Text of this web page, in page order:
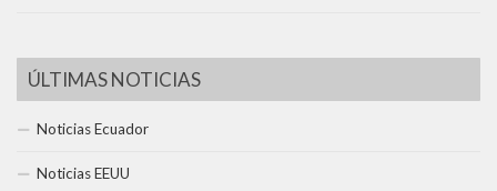
ÚLTIMAS NOTICIAS
Noticias Ecuador
Noticias EEUU